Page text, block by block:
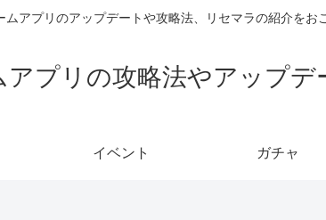
ムアプリのアップデートや攻略法、リセマラの紹介をお
アプリの攻略法やアップデ
イベント ガチャ